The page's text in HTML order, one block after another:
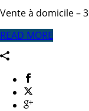
Vente à domicile –
READ MORE